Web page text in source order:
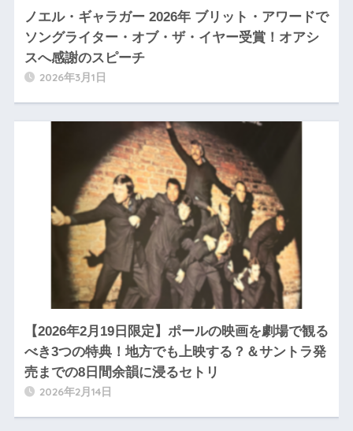
ノエル・ギャラガー 2026年 ブリット・アワードで
ソングライター・オブ・ザ・イヤー受賞！オアシ
スへ感謝のスピーチ
2026年3月1日
【2026年2月19日限定】ポールの映画を劇場で観る
べき3つの特典！地方でも上映する？＆サントラ発
売までの8日間余韻に浸るセトリ
2026年2月14日